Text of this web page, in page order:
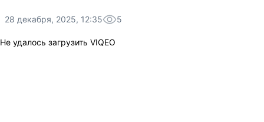
28 декабря, 2025, 12:35 5
Не удалось загрузить VIQEO